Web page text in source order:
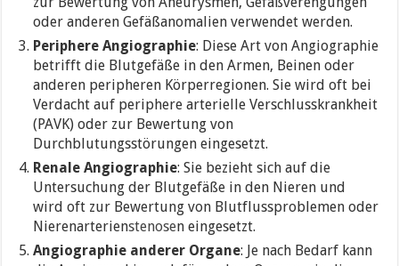
oder anderen Gefäßanomalien verwendet werden.
Periphere Angiographie: Diese Art von Angiographie
betrifft die Blutgefäße in den Armen, Beinen oder
anderen peripheren Körperregionen. Sie wird oft bei
Verdacht auf periphere arterielle Verschlusskrankheit
(PAVK) oder zur Bewertung von
Durchblutungsstörungen eingesetzt.
Renale Angiographie: Sie bezieht sich auf die
Untersuchung der Blutgefäße in den Nieren und
wird oft zur Bewertung von Blutflussproblemen oder
Nierenarterienstenosen eingesetzt.
Angiographie anderer Organe: Je nach Bedarf kann